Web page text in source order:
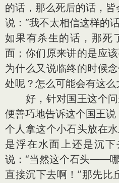
的话，那么死后的话，
说：“我不太相信这样的
如果有杀生的话，那死
面；你们原来讲的是应
为什么又说临终的时候
处呢？怎么可能会有这么
好，针对国王这个问
便善巧地告诉这个国王
个人拿这个小石头放在
是浮在水面上还是沉
说：“当然这个石头——
直接沉下去啊！”那先比